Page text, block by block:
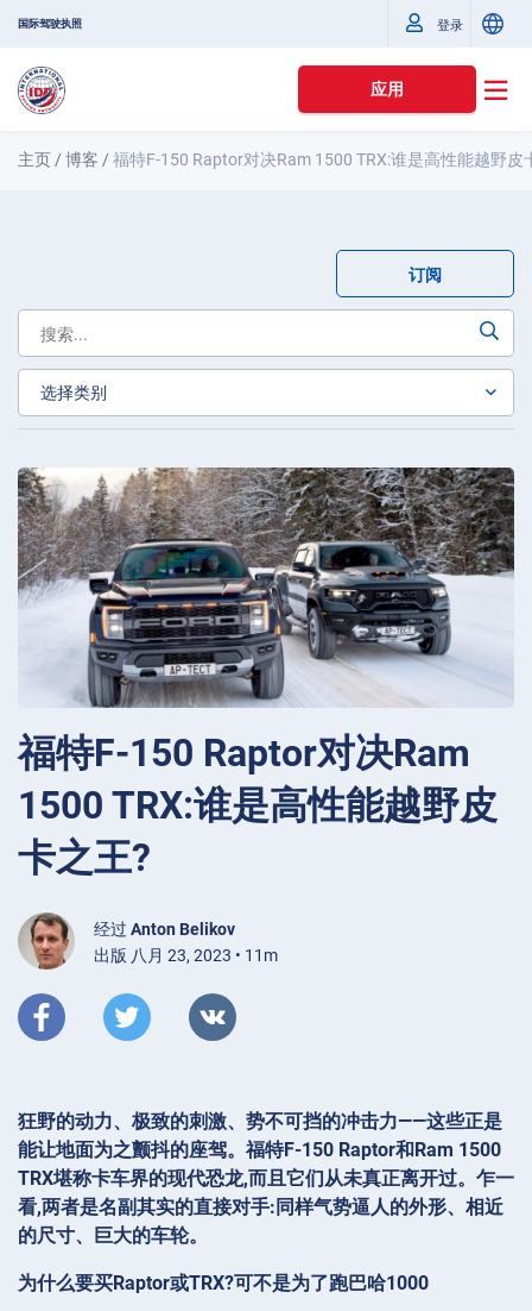
国际驾驶执照 登录
应用
主页 /博客 /福特F-150 Raptor对决Ram 1500 TRX:谁是高性能越野皮
订阅
福特F-150 Raptor对决Ram
1500 TRX:谁是高性能越野皮
卡之王?
经过 Anton Belikov
出版 八月 23, 2023 • 11m
狂野的动力、极致的刺激、势不可挡的冲击力——这些正是
能让地面为之颤抖的座驾。福特F-150 Raptor和Ram 1500
TRX堪称卡车界的现代恐龙,而且它们从未真正离开过。乍一
看,两者是名副其实的直接对手:同样气势逼人的外形、相近
的尺寸、巨大的车轮。
为什么要买Raptor或TRX?可不是为了跑巴哈1000